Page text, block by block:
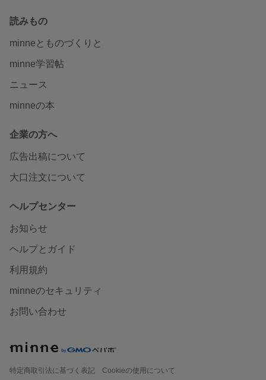
読みもの
minneとものづくりと
minne学習帖
ニュース
minneの本
企業の方へ
広告出稿について
大口注文について
ヘルプセンター
お知らせ
ヘルプとガイド
利用規約
minneのセキュリティ
お問い合わせ
特定商取引法に基づく表記
Cookieの使用について